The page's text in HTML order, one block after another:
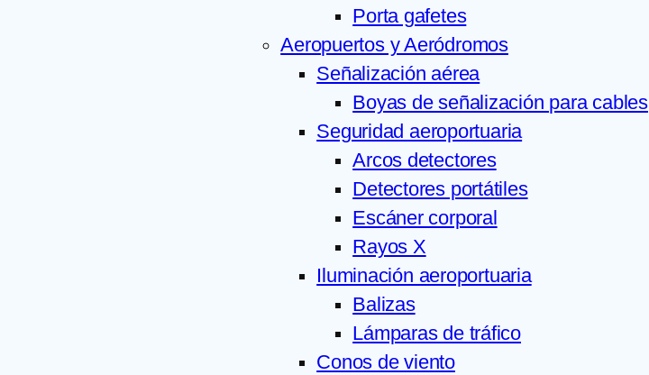
Porta gafetes
Aeropuertos y Aeródromos
Señalización aérea
Boyas de señalización para cables
Seguridad aeroportuaria
Arcos detectores
Detectores portátiles
Escáner corporal
Rayos X
Iluminación aeroportuaria
Balizas
Lámparas de tráfico
Conos de viento